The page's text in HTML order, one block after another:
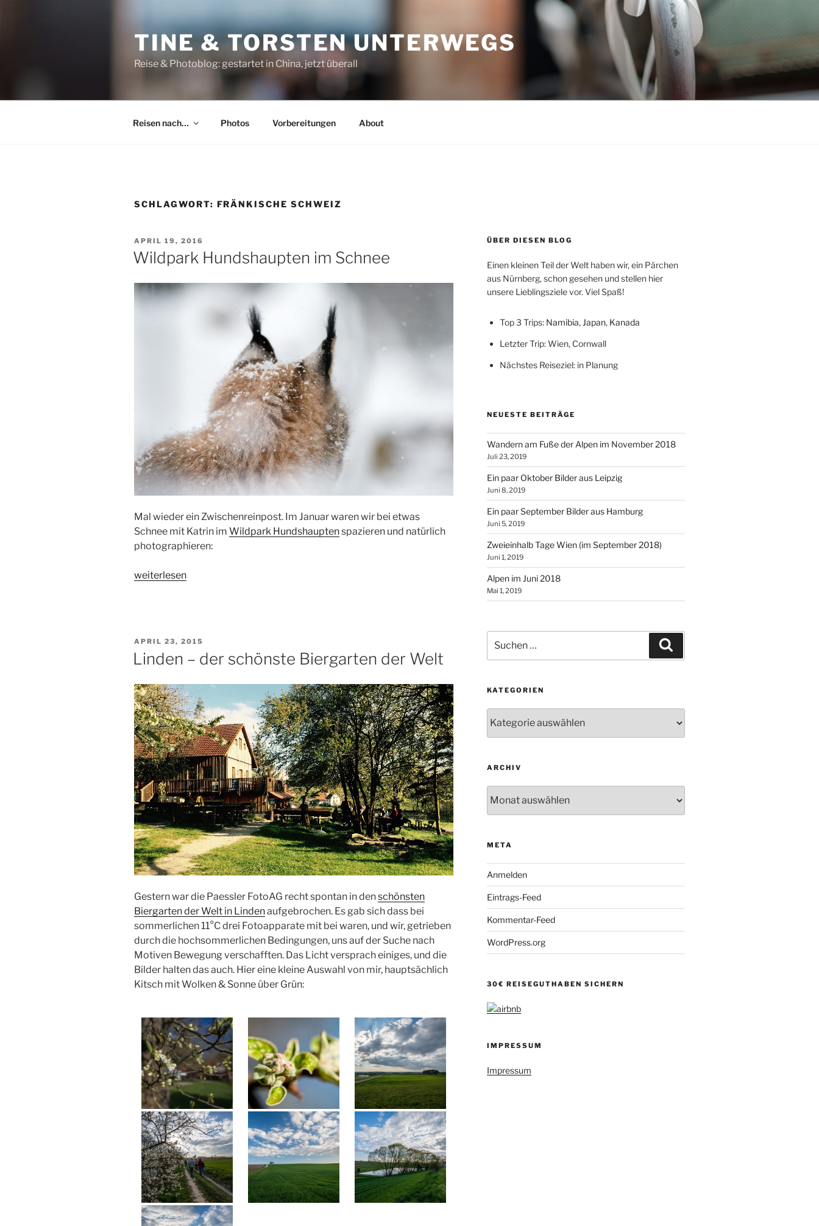
TINE & TORSTEN UNTERWEGS
Reise & Photoblog: gestartet in China, jetzt überall
Reisen nach… Photos Vorbereitungen About
SCHLAGWORT: FRÄNKISCHE SCHWEIZ
VERÖFFENTLICHT
AM
APRIL 19, 2016
Wildpark Hundshaupten im Schnee
Mal wieder ein Zwischenreinpost. Im Januar waren wir bei etwas
Schnee mit Katrin im Wildpark Hundshauptenspazieren und natürlich
photographieren:
„Wildpark
weiterlesen
VERÖFFENTLICHT
AM
APRIL 23, 2015
Linden – der schönste Biergarten der Welt
Gestern war die Paessler FotoAG recht spontan in denschönsten
Biergarten der Welt in Lindenaufgebrochen. Es gab sich dass bei
sommerlichen 11°C drei Fotoapparate mit bei waren, und wir, getrieben
durch die hochsommerlichen Bedingungen, uns auf der Suche nach
Motiven Bewegung verschafften. Das Licht versprach einiges, und die
Bilder halten das auch. Hier eine kleine Auswahl von mir, hauptsächlich
Kitsch mit Wolken & Sonne über Grün:
ÜBER DIESEN BLOG
Einen kleinen Teil der Welt haben wir, ein Pärchen
aus Nürnberg, schon gesehen und stellen hier
unsere Lieblingsziele vor. Viel Spaß!
Top 3 Trips: Namibia, Japan, Kanada
Letzter Trip: Wien, Cornwall
Nächstes Reiseziel: in Planung
NEUESTE BEITRÄGE
Wandern am Fuße der Alpen im November 2018
Juli 23, 2019
Ein paar Oktober Bilder aus Leipzig
Juni 8, 2019
Ein paar September Bilder aus Hamburg
Juni 5, 2019
Zweieinhalb Tage Wien (im September 2018)
Juni 1, 2019
Alpen im Juni 2018
Mai 1, 2019
nach:
KATEGORIEN
ARCHIV
META
Anmelden
Eintrags-Feed
Kommentar-Feed
WordPress.org
30€ REISEGUTHABEN SICHERN
IMPRESSUM
Impressum